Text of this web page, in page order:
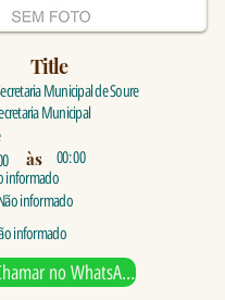
Title
Municipal de Soure
Municipal
às 00: 00
informado
informado
informado
no WhatsApp